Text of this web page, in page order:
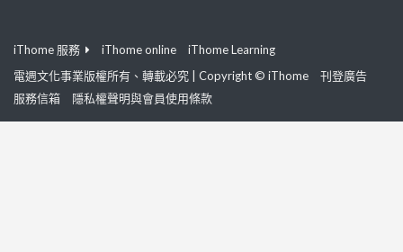
iThome 服務 iThome online
iThome Learning
電週文化事業版權所有、轉載必究 | Copyright © iThome
刊登廣告
服務信箱
隱私權聲明與會員使用條款